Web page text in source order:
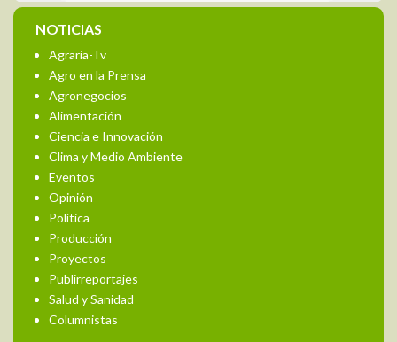
NOTICIAS
Agraria-Tv
Agro en la Prensa
Agronegocios
Alimentación
Ciencia e Innovación
Clima y Medio Ambiente
Eventos
Opinión
Política
Producción
Proyectos
Publirreportajes
Salud y Sanidad
Columnistas